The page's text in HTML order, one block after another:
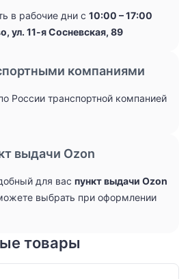
в рабочие дни с 10:00 – 17:00
ул. 11-я Сосневская, 89
компаниями
России транспортной компанией
выдачи Ozon
для вас пункт выдачи Ozon
выбрать при оформлении
товары